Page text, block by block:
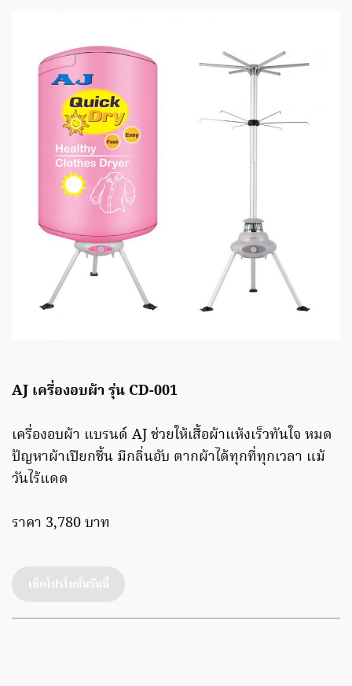
AJ เครื่องอบผ้า รุ่น CD-001
เครื่องอบผ้า แบรนด์ AJ ช่วยให้เสื้อผ้าแห้งเร็วทันใจ หมด
ปัญหาผ้าเปียกชื้น มีกลิ่นอับ ตากผ้าได้ทุกที่ทุกเวลา แม้
วันไร้แดด
ราคา 3,780 บาท
เช็คโปรโมชั่นวันนี้